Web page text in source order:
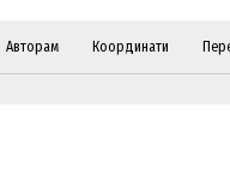
Авторам Координати